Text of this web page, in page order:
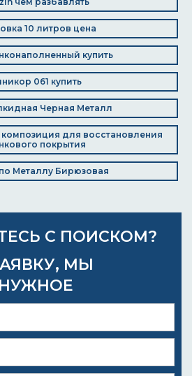
10 литров цена
купить
061 купить
Черная Металл
для восстановления
покрытия
Металлу Бирюзовая
С ПОИСКОМ?
МЫ